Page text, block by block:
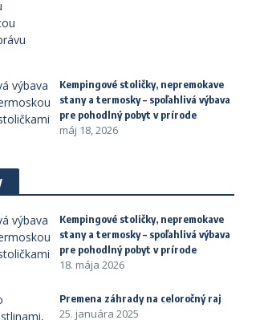
Kempingové stoličky, nepremokave
stany a termosky – spoľahlivá výbava
pre pohodlný pobyt v prírode
máj 18, 2026
Kempingové stoličky, nepremokave
stany a termosky – spoľahlivá výbava
pre pohodlný pobyt v prírode
18. mája 2026
Premena záhrady na celoročný raj
25. januára 2025